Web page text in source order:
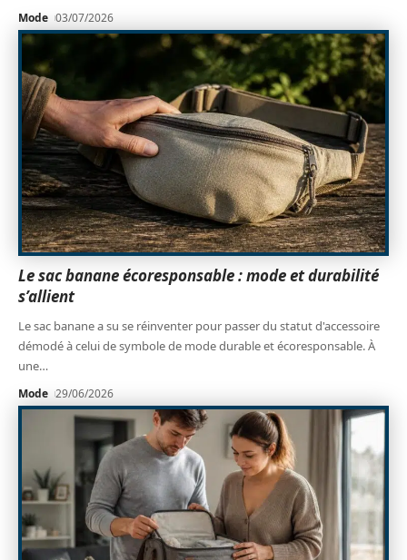
Mode 03/07/2026
Le sac banane écoresponsable : mode et durabilité
s’allient
Le sac banane a su se réinventer pour passer du statut d'accessoire
démodé à celui de symbole de mode durable et écoresponsable. À
une…
Mode 29/06/2026